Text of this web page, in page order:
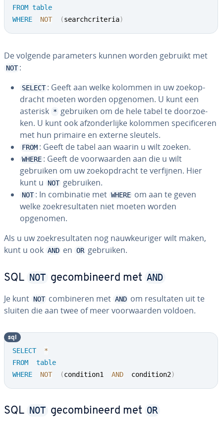
FROM table
WHERE
NOT (searchcriteria)
De volgende pa­ra­me­ters kunnen worden gebruikt met
NOT :
SELECT : Geeft aan welke kolommen in uw zoek­op­
dracht moeten worden opgenomen. U kunt een
asterisk * gebruiken om de hele tabel te door­zoe­
ken. U kunt ook af­zon­der­lij­ke kolommen spe­ci­fi­ce­ren
met hun primaire en externe sleutels.
FROM : Geeft de tabel aan waarin u wilt zoeken.
WHERE : Geeft de voor­waar­den aan die u wilt
gebruiken om uw zoek­op­dracht te verfijnen. Hier
kunt u
NOT gebruiken.
NOT : In com­bi­na­tie met WHERE om aan te geven
welke zoek­re­sul­ta­ten niet moeten worden
opgenomen.
Als u uw zoek­re­sul­ta­ten nog nauw­keu­ri­ger wilt maken,
kunt u ook AND en OR gebruiken.
SQL NOT ge­com­bi­neerd met AND
Je kunt NOT com­bi­ne­ren met AND om re­sul­ta­ten uit te
sluiten die aan twee of meer voor­waar­den voldoen.
SELECT
*
FROM
table
WHERE
NOT (condition1 AND
  condition2
)
sql
SQL NOT ge­com­bi­neerd met OR